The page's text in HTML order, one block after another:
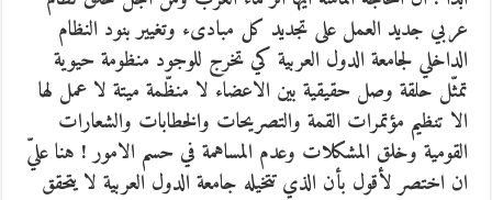
عربي جديد العمل على تجديد كل مبادىء وتغيير بنود النظام
الداخلي لجامعة الدول العربية كي تخرج للوجود منظومة حيوية
تمثّل حلقة وصل حقيقية بين الاعضاء لا منظّمة ميتة لا عمل لها
الا تنظيم مؤتمرات القمة والتصريحات والخطابات والشعارات
القومية وخلق المشكلات وعدم المساهمة في حسم الامور ! هنا عليّ
ان اختصر لأقول بأن الذي تتخيله جامعة الدول العربية لا يتحقق